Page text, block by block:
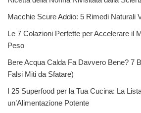
Macchie Scure Addio: 5 Rimedi Naturali
Le 7 Colazioni Perfette per Accelerare il
Peso
Bere Acqua Calda Fa Davvero Bene? 7
Falsi Miti da Sfatare)
I 25 Superfood per la Tua Cucina: La
un’Alimentazione Potente